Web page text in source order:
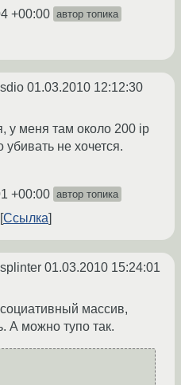
+00:00 автор топика
01.03.2010 12:12:30
у меня там около 200 ip
не хочется.
+00:00 автор топика
Ссылка
01.03.2010 15:24:01
массив,
А можно тупо так.